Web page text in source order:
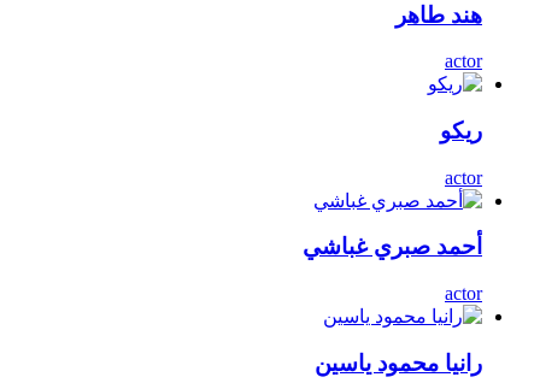
هند طاهر
actor
ريكو
actor
أحمد صبري غباشي
actor
رانيا محمود ياسين